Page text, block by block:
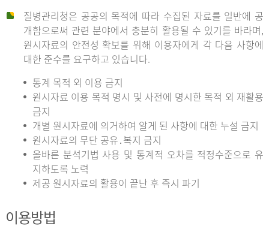
질병관리청은 공공의 목적에 따라 수집된 자료를 일반에 공
개함으로써 관련 분야에서 충분히 활용될 수 있기를 바라며,
원시자료의 안전성 확보를 위해 이용자에게 각 다음 사항에
대한 준수를 요구하고 있습니다.
통계 목적 외 이용 금지
원시자료 이용 목적 명시 및 사전에 명시한 목적 외 재활용
금지
개별 원시자료에 의거하여 알게 된 사항에 대한 누설 금지
원시자료의 무단 공유․복지 금지
올바른 분석기법 사용 및 통계적 오차를 적정수준으로 유
지하도록 노력
제공 원시자료의 활용이 끝난 후 즉시 파기
이용방법